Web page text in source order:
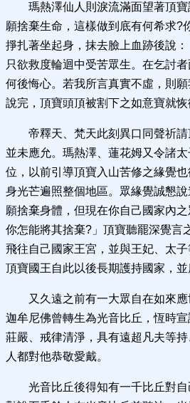
瑪熱澤仙人則淚流滿面望著頂
願捨棄生命，這樣做到底有何希求?
掙扎著坐起身，抹去臉上血跡後說：
只欲救度輪迴中受苦眾生。在乞討
何後悔心。若我所言真實不虛，則
說完，頂寶頭頂被割下之如意寶就恢
帝釋天、梵天此刻異口同聲祈
並未應允。瑪熱澤、蓮花姆又令諸
位，以前引導頂寶入山苦修之緣覺
身光芒遍照整個地區。眾緣覺誠懇
願捨棄身體，但現在你自己國家內之
你怎能將其捨棄?」頂寶聽罷深覺言
飛往自己國家王宮，並與王妃、太子
頂寶國王自此以後長期護持國家，並
又久遠之前有一大眾自在如來
迦牟尼佛曾轉生為光音比丘，恆時
莊嚴、戒律清淨，具有遠超凡夫等
人都對他恭敬愛戴。
光音比丘後得知有一千比丘對